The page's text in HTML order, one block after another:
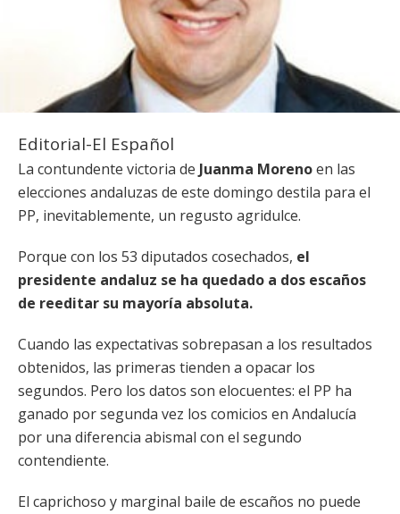
Editorial-El Español
La contundente victoria de Juanma Morenoen las
elecciones andaluzas de este domingo destila para el
PP, inevitablemente, un regusto agridulce.
Porque con los 53 diputados cosechados, el
presidente andaluz se ha quedado a dos escaños
de reeditar su mayoría absoluta.
Cuando las expectativas sobrepasan a los resultados
obtenidos, las primeras tienden a opacar los
segundos. Pero los datos son elocuentes: el PP ha
ganado por segunda vez los comicios en Andalucía
por una diferencia abismal con el segundo
contendiente.
El caprichoso y marginal baile de escaños no puede